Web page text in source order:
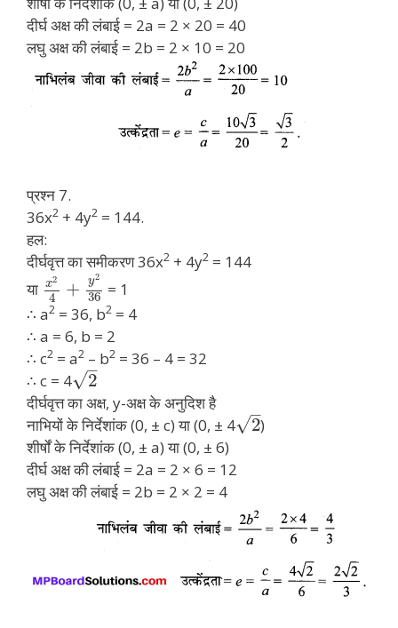
दीर्घ अक्ष की लंबाई = 2a = 2 × 20 = 40
लघु अक्ष की लंबाई = 2b = 2 × 10 = 20
प्रश्न 7.
36x2 + 4y2 = 144.
हल:
दीर्घवृत्त का समीकरण 36x2 + 4y2 = 144
या x2
4 + y2
36 = 1
∴ a2 = 36, b2 = 4
∴ a = 6, b = 2
∴ c2 = a2 – b2 = 36 – 4 = 32
∴ c = 4
2
–
√
दीर्घवृत्त का अक्ष, y-अक्ष के अनुदिश है
नाभियों के निर्देशांक (0, ± c) या (0, ± 4
2
–
√ )
शीर्षों के निर्देशांक (0, ± a) या (0, ± 6)
दीर्घ अक्ष की लंबाई = 2a = 2 × 6 = 12
लघु अक्ष की लंबाई = 2b = 2 × 2 = 4